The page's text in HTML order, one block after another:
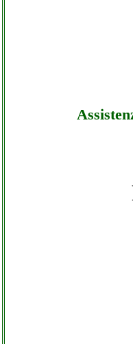
Fatelettronica -
Fatelettronica -